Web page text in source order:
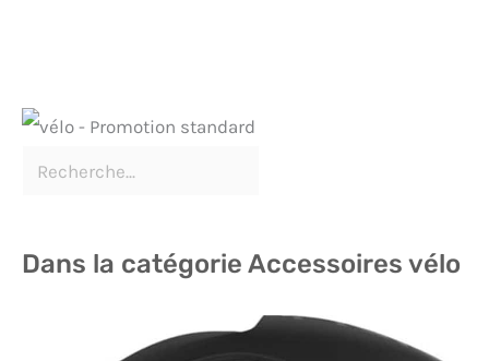
Dans la catégorie Accessoires vélo